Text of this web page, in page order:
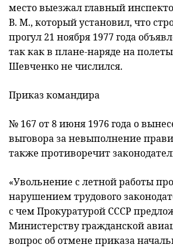
место выезжал главный
В. М., который установил, что
прогул 21 ноября 1977 года
так как в плане-наряде на
Шевченко не числился.
Приказ командира
№ 167 от 8 июня 1976 года о
выговора за невыполнение
также противоречит
«Увольнение с летной работы
нарушением трудового
с чем Прокуратурой СССР
Министерству гражданской
вопрос об отмене приказа